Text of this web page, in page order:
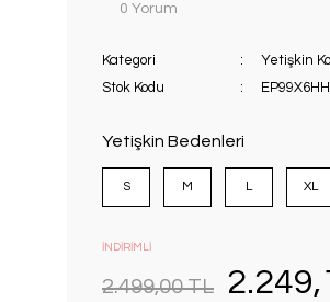
0 Yorum
Kategori
Yetişkin
Stok Kodu
Yetişkin Bedenleri
S M L XL
İNDİRİMLİ
2.499,00 TL